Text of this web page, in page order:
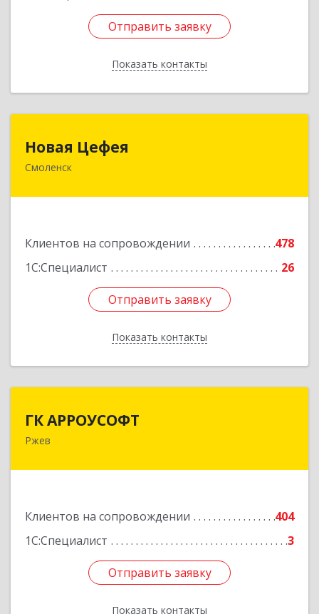
Отправить заявку
Показать контакты
Отправить заявку
Назад
Новая Цефея
Смоленск
Клиентов на сопровождении
478
1С:Специалист
26
Отправить заявку
Показать контакты
214018, Смоленская обл, Смоленск г, Раевского
Отправить заявку
Назад
ГК АРРОУСОФТ
Ржев
Клиентов на сопровождении
404
1С:Специалист
3
Отправить заявку
Показать контакты
172381, Тверская обл, м.о. Ржевский, Ржев г,
Отправить заявку
Назад